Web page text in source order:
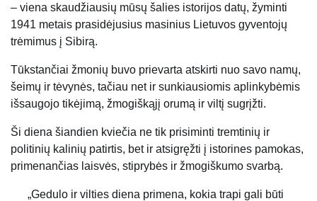
– viena skaudžiausių mūsų šalies istorijos datų, žyminti
1941 metais prasidėjusius masinius Lietuvos gyventojų
trėmimus į Sibirą.
Tūkstančiai žmonių buvo prievarta atskirti nuo savo namų,
šeimų ir tėvynės, tačiau net ir sunkiausiomis aplinkybėmis
išsaugojo tikėjimą, žmogiškąjį orumą ir viltį sugrįžti.
Ši diena šiandien kviečia ne tik prisiminti tremtinių ir
politinių kalinių patirtis, bet ir atsigręžti į istorines pamokas,
primenančias laisvės, stiprybės ir žmogiškumo svarbą.
„Gedulo ir vilties diena primena, kokia trapi gali būti